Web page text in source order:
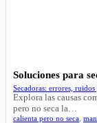
Soluciones para
Secadoras: errores,
Explora las causas
pero no seca la…
calienta pero no seca